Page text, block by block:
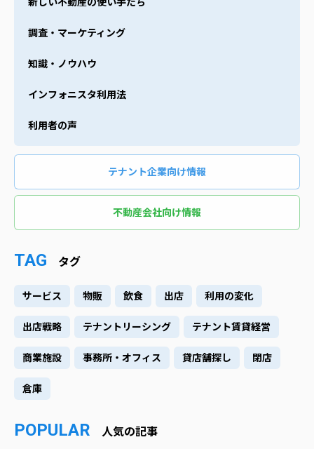
調査・マーケティング
知識・ノウハウ
インフォニスタ利用法
利用者の声
テナント企業向け情報
不動産会社向け情報
TAG タグ
サービス 物販 飲食 出店 利用の変化
出店戦略 テナントリーシング テナント賃貸経営
商業施設 事務所・オフィス 貸店舗探し 閉店
倉庫
POPULAR 人気の記事